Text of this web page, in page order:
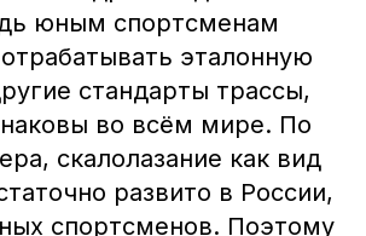
юным спортсменам
эталонную
стандарты трассы,
во всём мире. По
скалолазание как вид
развито в России,
спортсменов. Поэтому